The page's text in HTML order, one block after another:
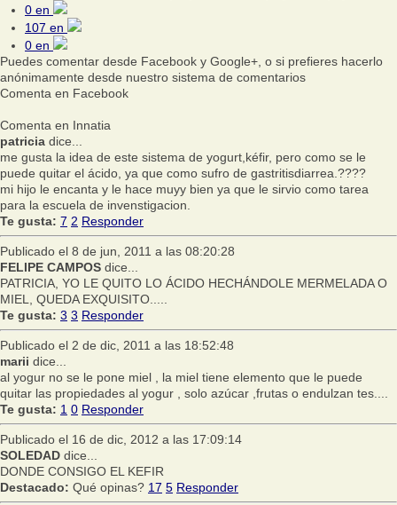
0 en
107 en
0 en
Puedes comentar desde Facebook y Google+, o si prefieres hacerlo
anónimamente desde nuestro sistema de comentarios
Comenta en Facebook
Comenta en Innatia
patricia dice...
me gusta la idea de este sistema de yogurt,kéfir, pero como se le
puede quitar el ácido, ya que como sufro de gastritisdiarrea.????
mi hijo le encanta y le hace muyy bien ya que le sirvio como tarea
para la escuela de invenstigacion.
Te gusta: 7 2 Responder
Publicado el 8 de jun, 2011 a las 08:20:28
FELIPE CAMPOS dice...
PATRICIA, YO LE QUITO LO ÁCIDO HECHÁNDOLE MERMELADA O
MIEL, QUEDA EXQUISITO.....
Te gusta: 3 3 Responder
Publicado el 2 de dic, 2011 a las 18:52:48
marii dice...
al yogur no se le pone miel , la miel tiene elemento que le puede
quitar las propiedades al yogur , solo azúcar ,frutas o endulzan tes....
Te gusta: 1 0 Responder
Publicado el 16 de dic, 2012 a las 17:09:14
SOLEDAD dice...
DONDE CONSIGO EL KEFIR
Destacado: Qué opinas? 17 5 Responder